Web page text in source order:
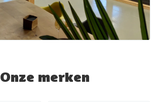
Onze merken